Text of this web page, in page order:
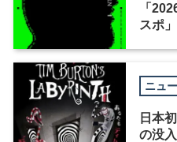
「
スポ
ニュ
日本
の没